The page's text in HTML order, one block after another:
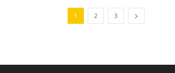
1 2 3